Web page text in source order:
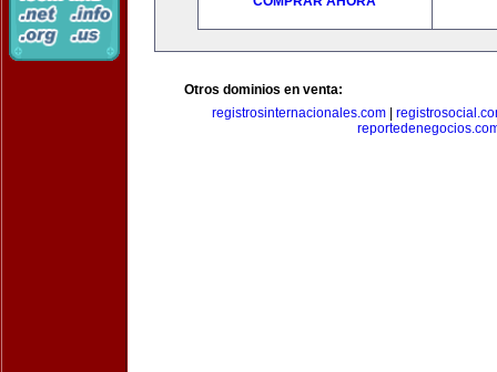
Otros dominios en venta:
registrosinternacionales.com